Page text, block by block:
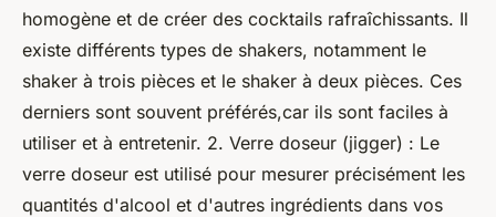
homogène et de créer des cocktails rafraîchissants. Il
existe différents types de shakers, notamment le
shaker à trois pièces et le shaker à deux pièces. Ces
derniers sont souvent préférés,car ils sont faciles à
utiliser et à entretenir. 2. Verre doseur (jigger) : Le
verre doseur est utilisé pour mesurer précisément les
quantités d'alcool et d'autres ingrédients dans vos